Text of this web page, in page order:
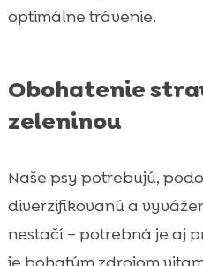
optimálne trávenie.
Obohatenie
zeleninou
Naše psy potrebujú,
diverzifikovanú a
nestačí – potrebná je aj